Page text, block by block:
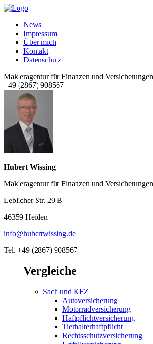
News
Impressum
Über mich
Kontakt
Datenschutz
Makleragentur für Finanzen und Versicherungen
+49 (2867) 908567
Hubert Wissing
Makleragentur für Finanzen und Versicherungen
Leblicher Str. 29 B
46359 Heiden
info@hubertwissing.de
Tel. +49 (2867) 908567
Vergleiche
Sach und KFZ
Autoversicherung
Motorradversicherung
Haftpflichtversicherung
Tierhalterhaftpflicht
Rechtsschutzversicherung